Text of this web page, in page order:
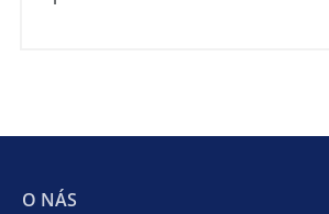
O NÁS